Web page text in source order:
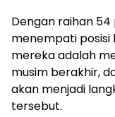
Dengan raihan 54
menempati posisi
mereka adalah
musim berakhir,
akan menjadi
tersebut.